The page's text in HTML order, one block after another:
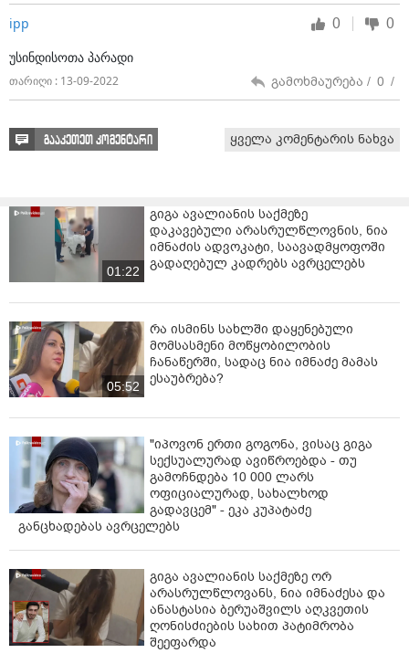
ipp 0 0
უსინდისოთა პარადი
თარიღი : 13-09-2022 გამოხმაურება / 0 /
გააკეთეთ კომენტარი ყველა კომენტარის ნახვა
01:22
გიგა ავალიანის საქმეზე
დაკავებული არასრულწლოვნის, ნია
იმნაძის ადვოკატი, საავადმყოფოში
გადაღებულ კადრებს ავრცელებს
05:52
რა ისმინს სახლში დაყენებული
მომსასმენი მოწყობილობის
ჩანაწერში, სადაც ნია იმნაძე მამას
ესაუბრება?
"იპოვონ ერთი გოგონა, ვისაც გიგა
სექსუალურად ავიწროებდა - თუ
გამოჩნდება 10 000 ლარს
ოფიციალურად, სახალხოდ
გადავცემ" - ეკა კუპატაძე
განცხადებას ავრცელებს
გიგა ავალიანის საქმეზე ორ
არასრულწლოვანს, ნია იმნაძესა და
ანასტასია ბერუაშვილს აღკვეთის
ღონისძიების სახით პატიმრობა
შეეფარდა